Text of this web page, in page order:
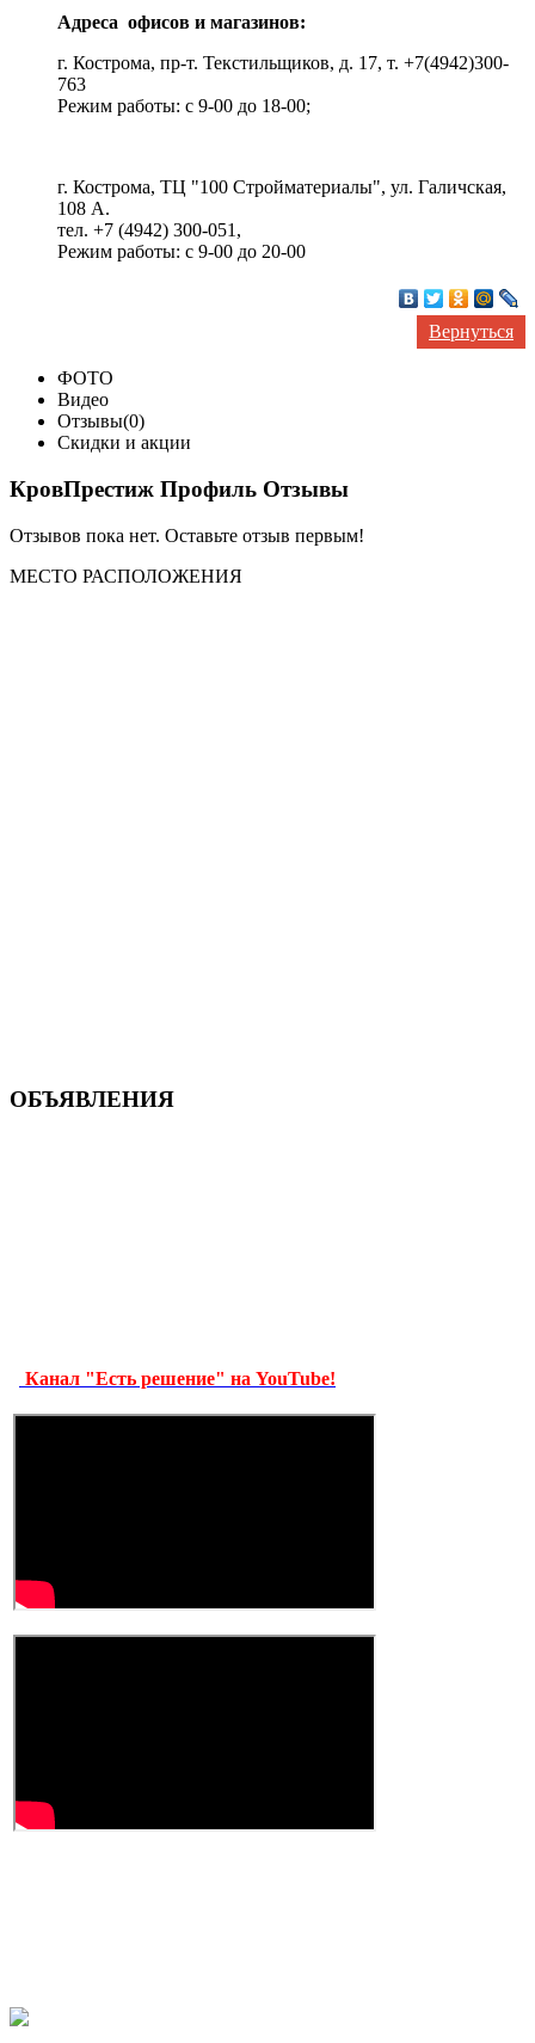
Адреса офисов и магазинов:
г. Кострома, пр-т. Текстильщиков, д. 17, т. +7(4942)300-
763
Режим работы: с 9-00 до 18-00;
г. Кострома, ТЦ "100 Стройматериалы", ул. Галичская,
108 А.
тел. +7 (4942) 300-051,
Режим работы: с 9-00 до 20-00
Вернуться
ФОТО
Видео
Отзывы(0)
Скидки и акции
КровПрестиж Профиль Отзывы
Отзывов пока нет. Оставьте отзыв первым!
МЕСТО РАСПОЛОЖЕНИЯ
ОБЪЯВЛЕНИЯ
Канал "Есть решение" на YouTube!